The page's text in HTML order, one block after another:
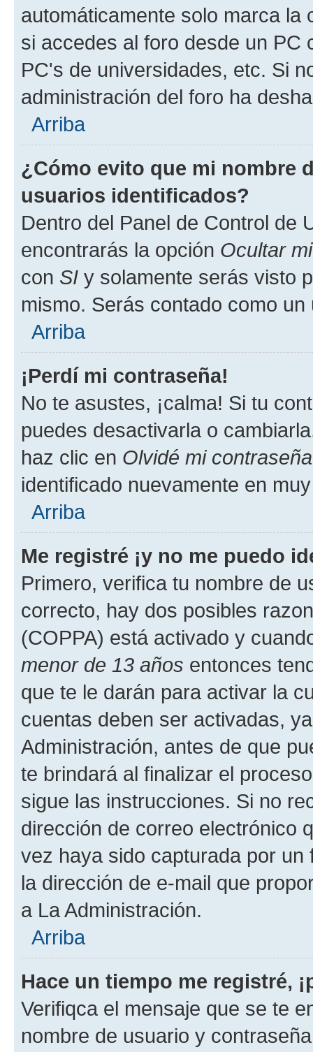
automáticamente solo marca la
si accedes al foro desde un PC
PC's de universidades, etc. Si
administración del foro ha
Arriba
¿Cómo evito que mi nombre
usuarios identificados?
Dentro del Panel de Control de
encontrarás la opción Ocultar
con SI y solamente serás visto
mismo. Serás contado como un
Arriba
¡Perdí mi contraseña!
No te asustes, ¡calma! Si tu
puedes desactivarla o
haz clic en Olvidé mi contraseña
identificado nuevamente en
Arriba
Me registré ¡y no me puedo
Primero, verifica tu nombre de
correcto, hay dos posibles
(COPPA) está activado y
menor de 13 años entonces
que te le darán para activar la
cuentas deben ser activadas,
Administración, antes de que
te brindará al finalizar el
sigue las instrucciones. Si no
dirección de correo electrónico
vez haya sido capturada por
la dirección de e-mail que
a La Administración.
Arriba
Hace un tiempo me registré,
Verifiqca el mensaje que se te
nombre de usuario y